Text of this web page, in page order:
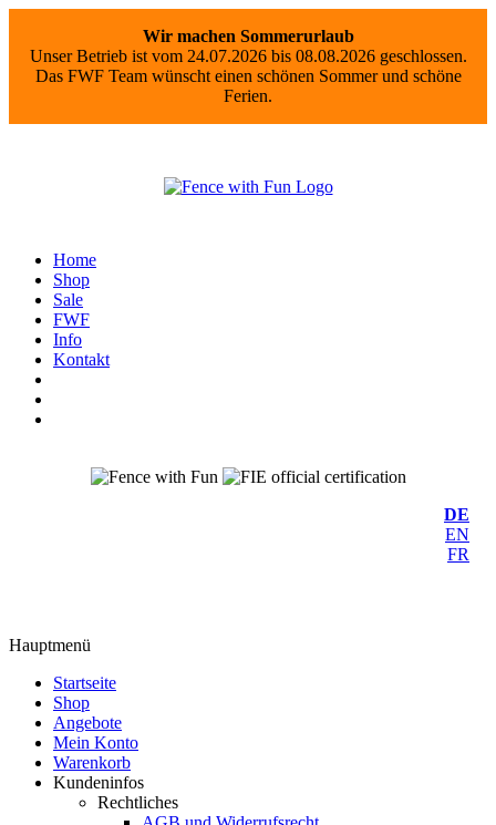
Wir machen Sommerurlaub
Unser Betrieb ist vom 24.07.2026 bis 08.08.2026 geschlossen.
Das FWF Team wünscht einen schönen Sommer und schöne
Ferien.
Home
Shop
Sale
FWF
Info
Kontakt
DE
EN
FR
Hauptmenü
Startseite
Shop
Angebote
Mein Konto
Warenkorb
Kundeninfos
Rechtliches